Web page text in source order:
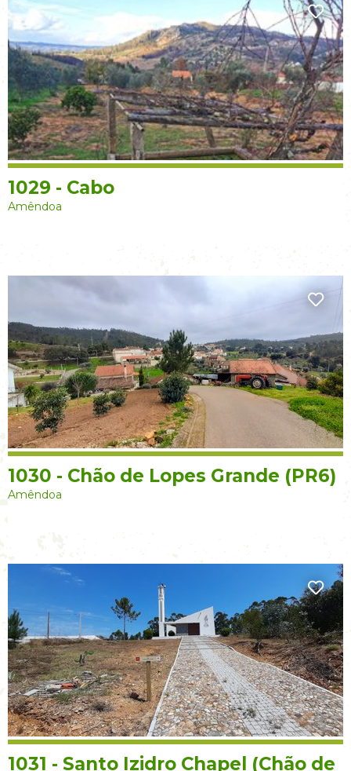
1029 - Cabo
Amêndoa
1030 - Chão de Lopes Grande (PR6)
Amêndoa
1031 - Santo Izidro Chapel (Chão de